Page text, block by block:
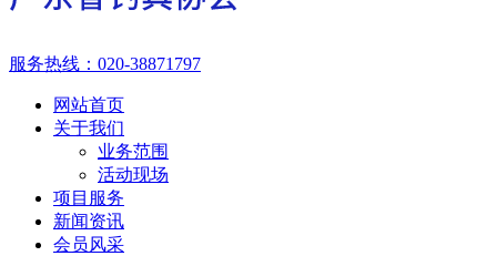
服务热线： 020-38871797
网站首页
关于我们
业务范围
活动现场
项目服务
新闻资讯
会员风采